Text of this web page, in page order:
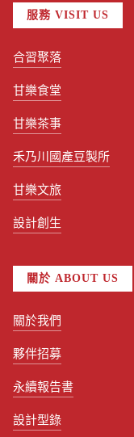
服務 VISIT US
合習聚落
甘樂食堂
甘樂茶事
禾乃川國產豆製所
甘樂文旅
設計創生
關於 ABOUT US
關於我們
夥伴招募
永續報告書
設計型錄